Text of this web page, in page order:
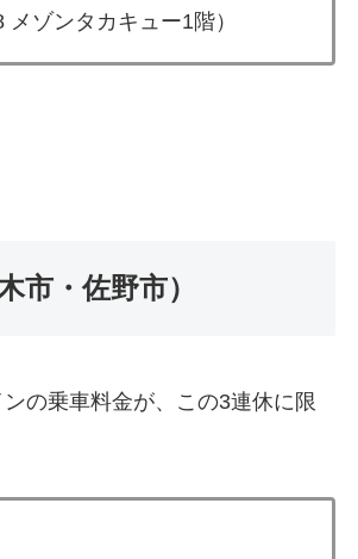
ゾンタカキュー1階）
市・佐野市）
の乗車料金が、この3連休に限